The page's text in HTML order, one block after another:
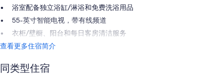
浴室配备独立浴缸/淋浴和免费洗浴用品
55-英寸智能电视，带有线频道
衣柜/壁橱、阳台和每日客房清洁服务
查看更多住宿简介
同类型住宿